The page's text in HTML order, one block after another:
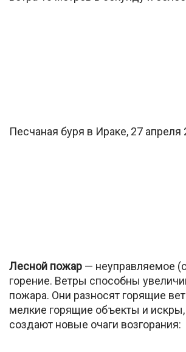
Песчаная буря в Ираке, 27 апреля
Лесной пожар — неуправляемое
горение. Ветры способны
пожара. Они разносят горящие
мелкие горящие объекты и
создают новые очаги возгорания: